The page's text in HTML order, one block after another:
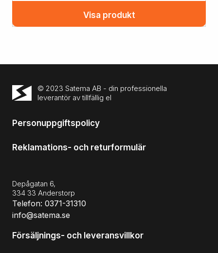
Visa produkt
© 2023 Satema AB - din professionella
leverantör av tillfällig el
Personuppgiftspolicy
Reklamations- och returformulär
Depågatan 6,
334 33 Anderstorp
Telefon: 0371-31310
info@satema.se
Försäljnings- och leveransvillkor